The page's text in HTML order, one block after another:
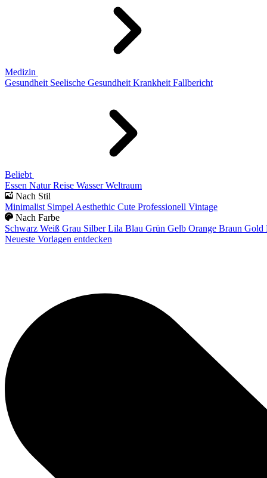
Medizin
Gesundheit Seelische Gesundheit Krankheit Fallbericht
Beliebt
Essen Natur Reise Wasser Weltraum
Nach Stil
Minimalist Simpel Aesthethic Cute Professionell Vintage
Nach Farbe
Schwarz Weiß Grau Silber Lila Blau Grün Gelb Orange Braun Gold
Neueste Vorlagen entdecken